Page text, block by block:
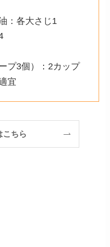
：各大さじ1
プ3個）：2カップ
宜
こちら